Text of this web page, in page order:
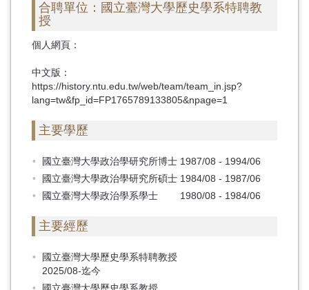
合聘單位：國立臺灣大學歷史學系特聘教
授
個人網頁：
中文版：
https://history.ntu.edu.tw/web/team/team_in.jsp?
lang=tw&fp_id=FP1765789133805&npage=1
主要學歷
國立臺灣大學政治學研究所博士 1987/08 - 1994/06
國立臺灣大學政治學研究所碩士 1984/08 - 1987/06
國立臺灣大學政治學系學士 1980/08 - 1984/06
主要經歷
國立臺灣大學歷史學系特聘教授
2025/08-迄今